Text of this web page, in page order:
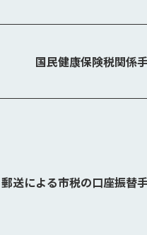
国民健康保険税関係
郵送による市税の口座振替